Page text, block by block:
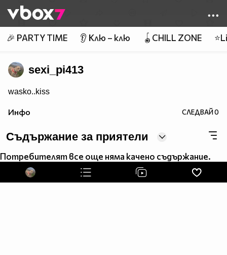
👾
🎉 PARTY TIME 👂 Клю – клю 🪀CHILL ZONE
sexi_pi413
wasko..kiss
Инфо СЛЕДВАЙ0
Съдържание за приятели
Потребителят все още няма качено съдържание.